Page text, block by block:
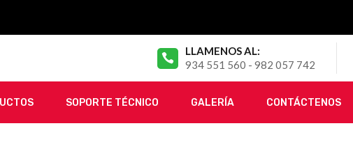
LLAMENOS AL:
934 551 560 - 982 057 742
SOPORTE TÉCNICO GALERÍA CONTÁCTENOS